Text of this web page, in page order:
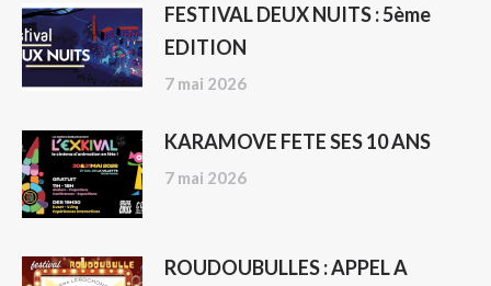
FESTIVAL DEUX NUITS : 5ème
EDITION
7 mai 2026
KARAMOVE FETE SES 10 ANS
7 mai 2026
ROUDOUBULLES : APPEL A